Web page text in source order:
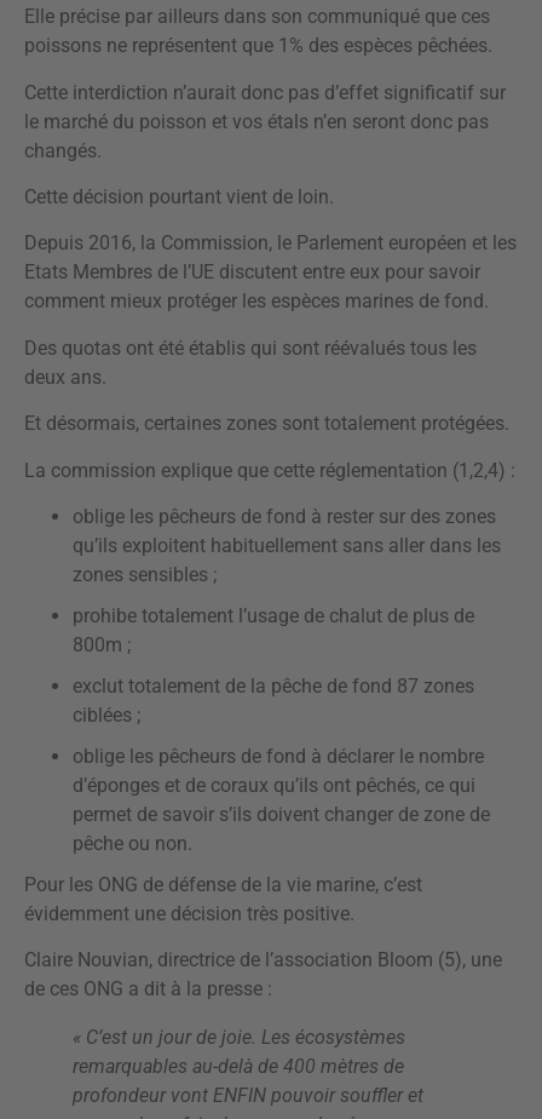
Elle précise par ailleurs dans son communiqué que ces
poissons ne représentent que 1% des espèces pêchées.
Cette interdiction n’aurait donc pas d’effet significatif sur
le marché du poisson et vos étals n’en seront donc pas
changés.
Cette décision pourtant vient de loin.
Depuis 2016, la Commission, le Parlement européen et les
Etats Membres de l’UE discutent entre eux pour savoir
comment mieux protéger les espèces marines de fond.
Des quotas ont été établis qui sont réévalués tous les
deux ans.
Et désormais, certaines zones sont totalement protégées.
La commission explique que cette réglementation (1,2,4) :
oblige les pêcheurs de fond à rester sur des zones
qu’ils exploitent habituellement sans aller dans les
zones sensibles ;
prohibe totalement l’usage de chalut de plus de
800m ;
exclut totalement de la pêche de fond 87 zones
ciblées ;
oblige les pêcheurs de fond à déclarer le nombre
d’éponges et de coraux qu’ils ont pêchés, ce qui
permet de savoir s’ils doivent changer de zone de
pêche ou non.
Pour les ONG de défense de la vie marine, c’est
évidemment une décision très positive.
Claire Nouvian, directrice de l’association Bloom (5), une
de ces ONG a dit à la presse :
« C’est un jour de joie. Les écosystèmes
remarquables au-delà de 400 mètres de
profondeur vont ENFIN pouvoir souffler et